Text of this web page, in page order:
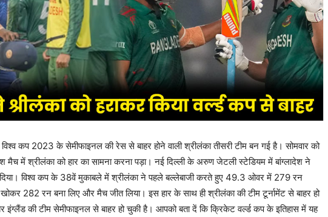
विश्व कप 2023 के सेमीफाइनल की रेस से बाहर होने वाली श्रीलंका तीसरी टीम बन गई है। सोमवार को
मैच में श्रीलंका को हार का सामना करना पड़ा। नई दिल्ली के अरुण जेटली स्टेडियम में बांग्लादेश ने
दिया। विश्व कप के 38वें मुकाबले में श्रीलंका ने पहले बल्लेबाजी करते हुए 49.3 ओवर में 279 रन
282 रन बना लिए और मैच जीत लिया। इस हार के साथ ही श्रीलंका की टीम टूर्नामेंट से बाहर हो
की टीम सेमीफाइनल से बाहर हो चुकी है। आपको बता दें कि क्रिकेट वर्ल्ड कप के इतिहास में यह